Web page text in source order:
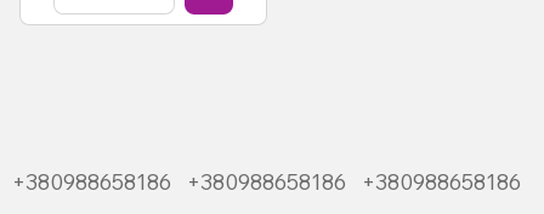
+380988658186 +380988658186 +380988658186